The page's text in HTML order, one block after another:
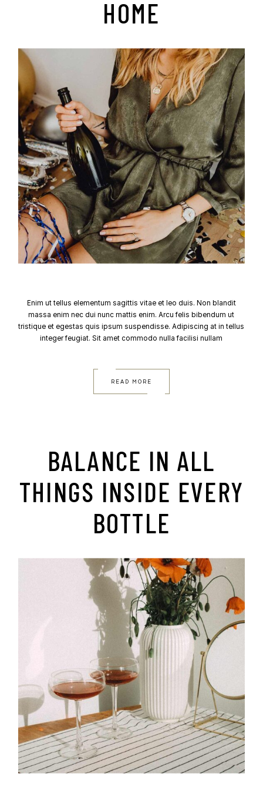
HOME
Enim ut tellus elementum sagittis vitae et leo duis. Non blandit
massa enim nec dui nunc mattis enim. Arcu felis bibendum ut
tristique et egestas quis ipsum suspendisse. Adipiscing at in tellus
integer feugiat. Sit amet commodo nulla facilisi nullam
READ MORE
BALANCE IN ALL
THINGS INSIDE EVERY
BOTTLE